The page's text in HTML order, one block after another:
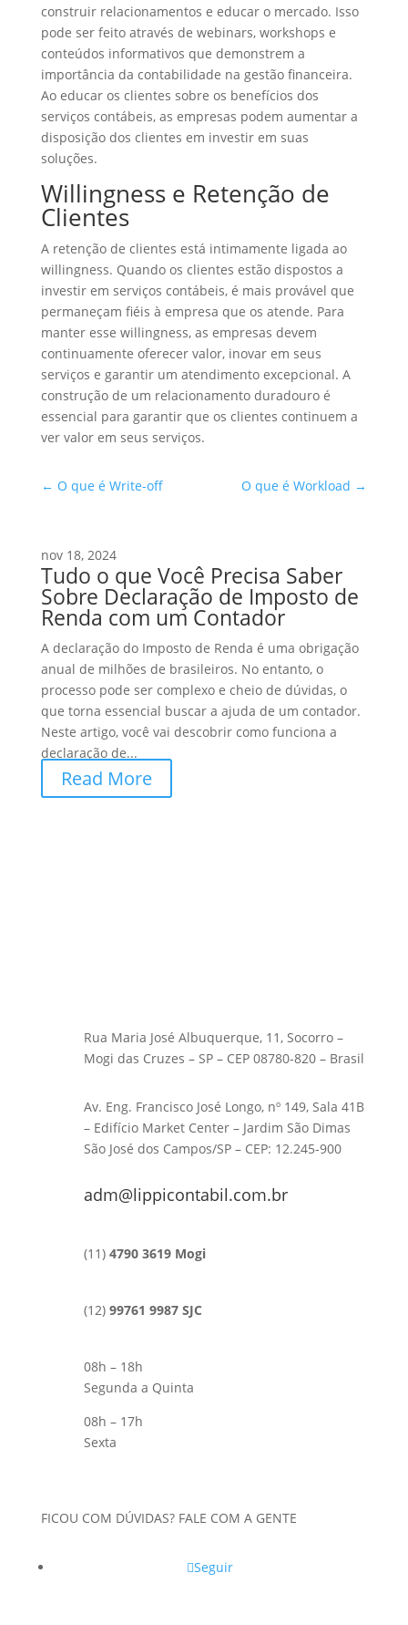
construir relacionamentos e educar o mercado. Isso
pode ser feito através de webinars, workshops e
conteúdos informativos que demonstrem a
importância da contabilidade na gestão financeira.
Ao educar os clientes sobre os benefícios dos
serviços contábeis, as empresas podem aumentar a
disposição dos clientes em investir em suas
soluções.
Willingness e Retenção de
Clientes
A retenção de clientes está intimamente ligada ao
willingness. Quando os clientes estão dispostos a
investir em serviços contábeis, é mais provável que
permaneçam fiéis à empresa que os atende. Para
manter esse willingness, as empresas devem
continuamente oferecer valor, inovar em seus
serviços e garantir um atendimento excepcional. A
construção de um relacionamento duradouro é
essencial para garantir que os clientes continuem a
ver valor em seus serviços.
← O que é Write-off O que é Workload →
nov 18, 2024
Tudo o que Você Precisa Saber
Sobre Declaração de Imposto de
Renda com um Contador
A declaração do Imposto de Renda é uma obrigação
anual de milhões de brasileiros. No entanto, o
processo pode ser complexo e cheio de dúvidas, o
que torna essencial buscar a ajuda de um contador.
Neste artigo, você vai descobrir como funciona a
declaração de...
Read More
Rua Maria José Albuquerque, 11, Socorro –
Mogi das Cruzes – SP – CEP 08780-820 – Brasil
Av. Eng. Francisco José Longo, nº 149, Sala 41B
– Edifício Market Center – Jardim São Dimas
São José dos Campos/SP – CEP: 12.245-900
adm@lippicontabil.com.br
(11) 4790 3619 Mogi
(12) 99761 9987 SJC
08h – 18h
Segunda a Quinta
08h – 17h
Sexta
FICOU COM DÚVIDAS? FALE COM A GENTE
Seguir